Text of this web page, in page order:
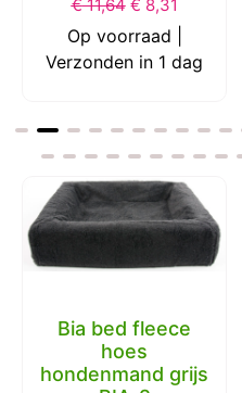
€11,64 € 8,31
Op voorraad |
Verzonden in 1 dag
Bia bed fleece
hoes
hondenmand grijs